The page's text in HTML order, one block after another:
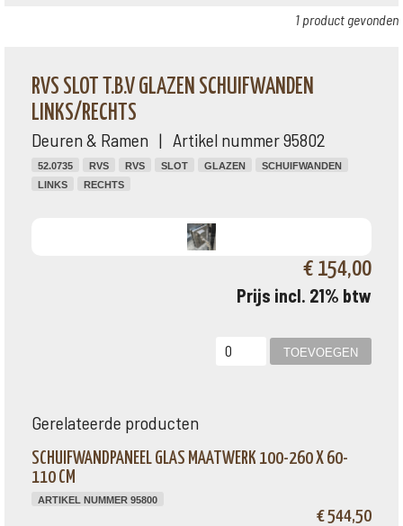
1 product gevonden
RVS SLOT T.B.V GLAZEN SCHUIFWANDEN
LINKS/RECHTS
Deuren & Ramen | Artikel nummer 95802
52.0735 RVS RVS SLOT GLAZEN
SCHUIFWANDEN
LINKS
RECHTS
€ 154,00
Prijs incl. 21% btw
Gerelateerde producten
SCHUIFWANDPANEEL GLAS MAATWERK 100-260 X 60-
110 CM
ARTIKEL NUMMER 95800
€ 544,50